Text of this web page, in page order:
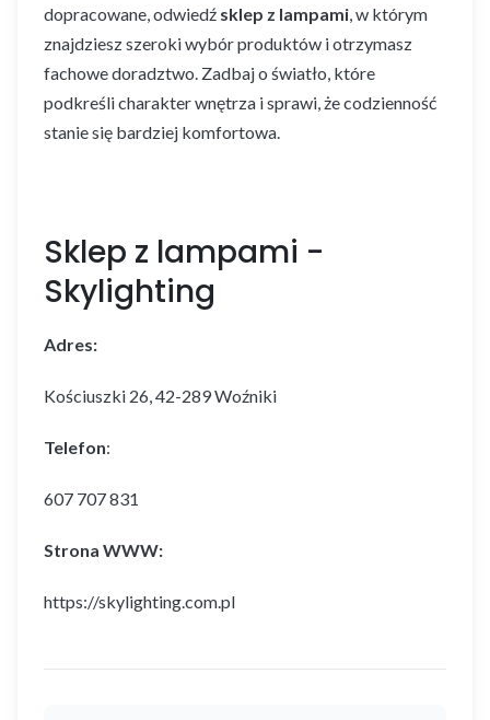
dopracowane, odwiedź sklep z lampami , w którym
znajdziesz szeroki wybór produktów i otrzymasz
fachowe doradztwo. Zadbaj o światło, które
podkreśli charakter wnętrza i sprawi, że codzienność
stanie się bardziej komfortowa.
Sklep z lampami -
Skylighting
Adres:
Kościuszki 26, 42-289 Woźniki
Telefon:
607 707 831
Strona WWW:
https://skylighting.com.pl